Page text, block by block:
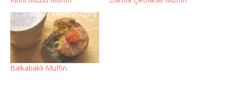
Balkabaklı Muffin